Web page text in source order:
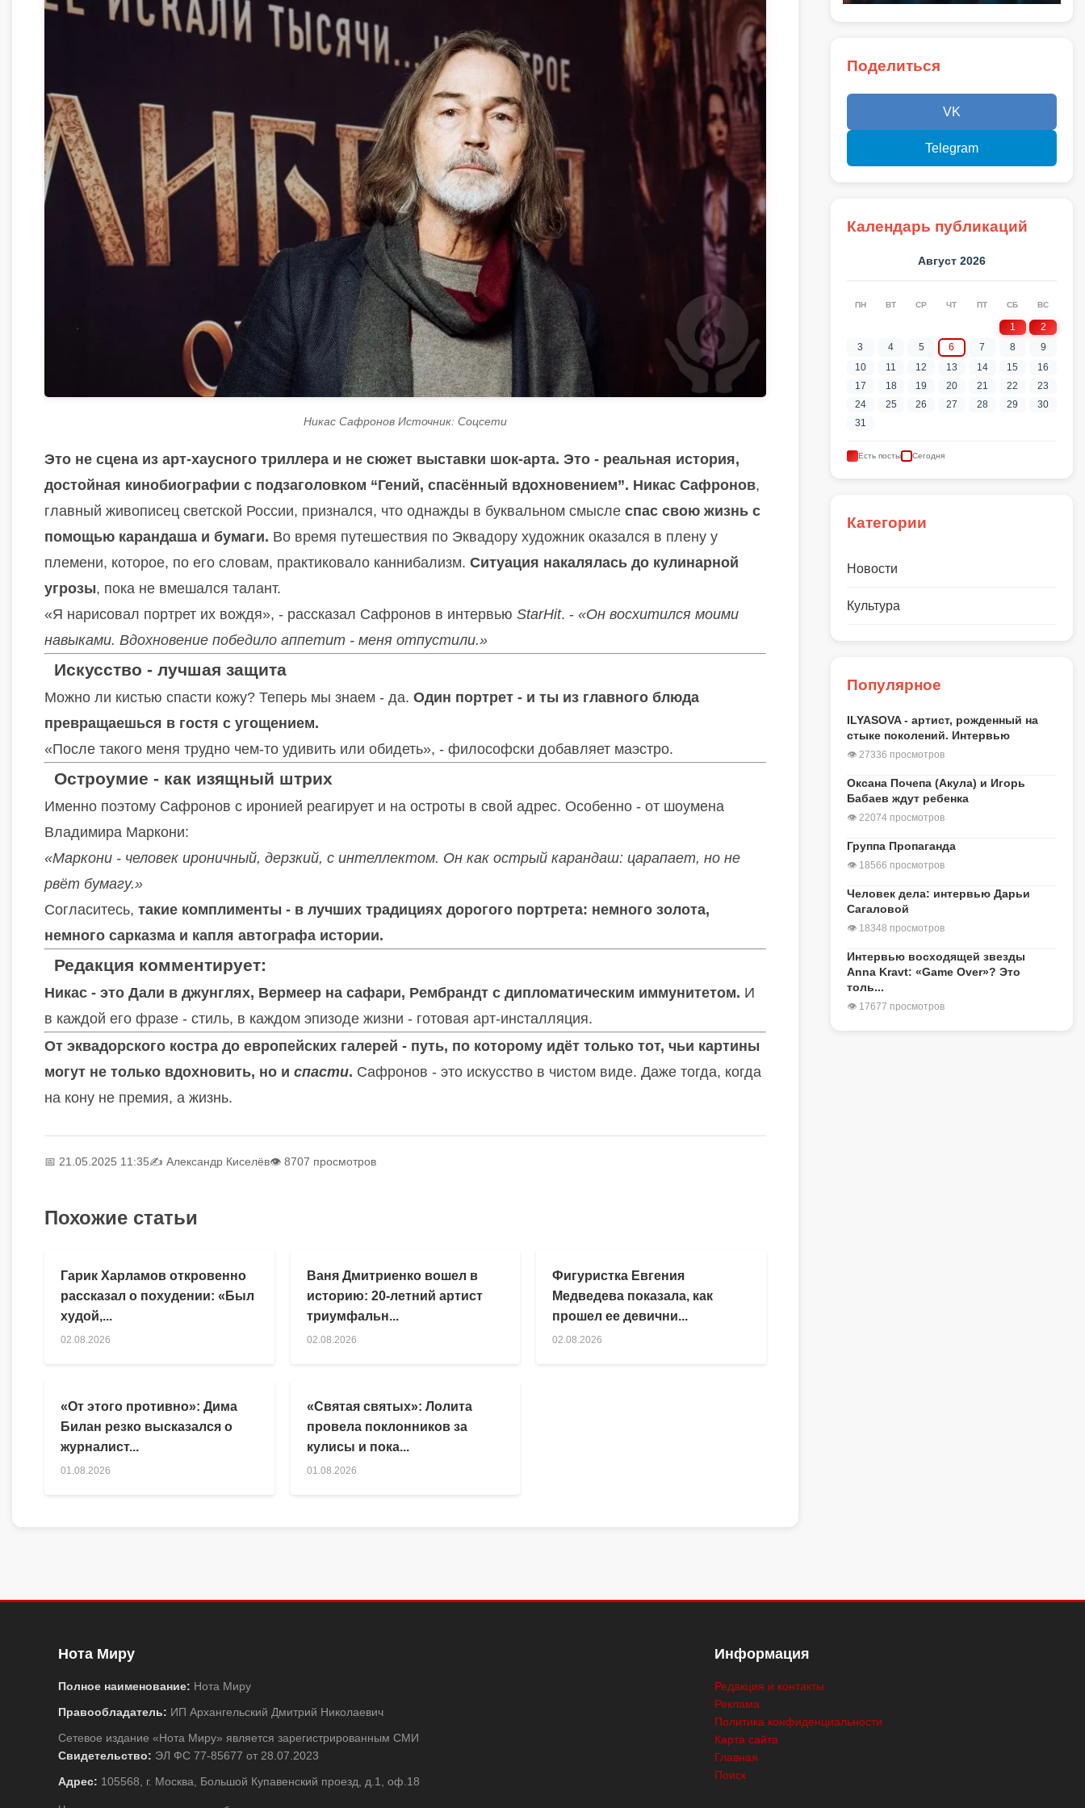
Никас Сафронов Источник: Соцсети
Это не сцена из арт-хаусного триллера и не сюжет выставки шок-арта. Это - реальная история,
достойная кинобиографии с подзаголовком “Гений, спасённый вдохновением”. Никас Сафронов,
главный живописец светской России, признался, что однажды в буквальном смысле спас свою жизнь с
помощью карандаша и бумаги. Во время путешествия по Эквадору художник оказался в плену у
племени, которое, по его словам, практиковало каннибализм. Ситуация накалялась до кулинарной
угрозы, пока не вмешался талант.
«Я нарисовал портрет их вождя», - рассказал Сафронов в интервью StarHit. - «Он восхитился моими
навыками. Вдохновение победило аппетит - меня отпустили.»
Искусство - лучшая защита
Можно ли кистью спасти кожу? Теперь мы знаем - да. Один портрет - и ты из главного блюда
превращаешься в гостя с угощением.
«После такого меня трудно чем-то удивить или обидеть», - философски добавляет маэстро.
Остроумие - как изящный штрих
Именно поэтому Сафронов с иронией реагирует и на остроты в свой адрес. Особенно - от шоумена
Владимира Маркони:
«Маркони - человек ироничный, дерзкий, с интеллектом. Он как острый карандаш: царапает, но не
рвёт бумагу.»
Согласитесь, такие комплименты - в лучших традициях дорогого портрета: немного золота,
немного сарказма и капля автографа истории.
Редакция комментирует:
Никас - это Дали в джунглях, Вермеер на сафари, Рембрандт с дипломатическим иммунитетом. И
в каждой его фразе - стиль, в каждом эпизоде жизни - готовая арт-инсталляция.
От эквадорского костра до европейских галерей - путь, по которому идёт только тот, чьи картины
могут не только вдохновить, но и спасти. Сафронов - это искусство в чистом виде. Даже тогда, когда
на кону не премия, а жизнь.
📅 21.05.2025 11:35✍️ Александр Киселёв👁 8707 просмотров
Похожие статьи
Гарик Харламов откровенно
рассказал о похудении: «Был
худой,...
02.08.2026
Ваня Дмитриенко вошел в
историю: 20-летний артист
триумфальн...
02.08.2026
Фигуристка Евгения
Медведева показала, как
прошел ее девични...
02.08.2026
«От этого противно»: Дима
Билан резко высказался о
журналист...
01.08.2026
«Святая святых»: Лолита
провела поклонников за
кулисы и пока...
01.08.2026
Поделиться
VK
Telegram
Календарь публикаций
Август 2026
ПН ВТ СР ЧТ ПТ СБ ВС
1
2
3
4 5 6 7 8
9
10
11 12 13 14 15
16
17
18 19 20 21 22
23
24
25 26 27 28 29
30
31
Есть посты Сегодня
Категории
Новости
Культура
Популярное
ILYASOVA - артист, рожденный на
стыке поколений. Интервью
👁 27336 просмотров
Оксана Почепа (Акула) и Игорь
Бабаев ждут ребенка
👁 22074 просмотров
Группа Пропаганда
👁 18566 просмотров
Человек дела: интервью Дарьи
Сагаловой
👁 18348 просмотров
Интервью восходящей звезды
Anna Kravt: «Game Over»? Это
толь...
👁 17677 просмотров
Нота Миру
Полное наименование: Нота Миру
Правообладатель: ИП Архангельский Дмитрий Николаевич
Сетевое издание «Нота Миру» является зарегистрированным СМИ
Свидетельство: ЭЛ ФС 77-85677 от 28.07.2023
Адрес: 105568, г. Москва, Большой Купавенский проезд, д.1, оф.18
Информация
Редакция и контакты
Реклама
Политика конфиденциальности
Карта сайта
Главная
Поиск